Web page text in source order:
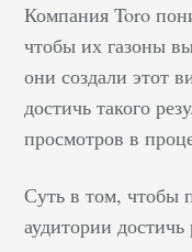
Компания Toro
чтобы их газоны
они создали этот
достичь такого
просмотров в
Суть в том, чтобы
аудитории достичь